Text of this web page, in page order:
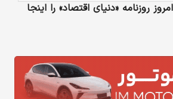
روزنامه «دنیای‌ اقتصاد» را اینجا